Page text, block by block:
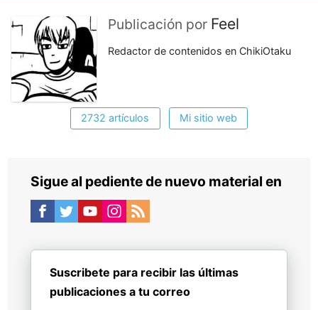
Publicación por Feel
Redactor de contenidos en ChikiOtaku
2732 artículos Mi sitio web
Sigue al pediente de nuevo material en
Suscribete para recibir las últimas
publicaciones a tu correo